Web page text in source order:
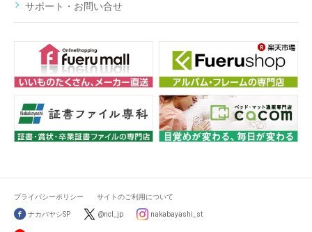
サポート・お問い合せ
プライバシーポリシー サイトのご利用について
ナカバヤシSP @ncl_jp nakabayashi_st